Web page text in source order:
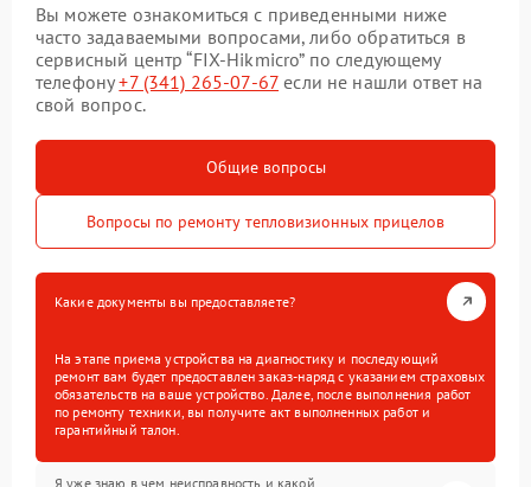
Вы можете ознакомиться с приведенными ниже
часто задаваемыми вопросами, либо обратиться в
сервисный центр “FIX-Hikmicro” по следующему
телефону+7 (341) 265-07-67 если не нашли ответ на
свой вопрос.
Общие вопросы
Вопросы по ремонту тепловизионных прицелов
Какие документы вы предоставляете?
На этапе приема устройства на диагностику и последующий
ремонт вам будет предоставлен заказ-наряд с указанием страховых
обязательств на ваше устройство. Далее, после выполнения работ
по ремонту техники, вы получите акт выполненных работ и
гарантийный талон.
Я уже знаю в чем неисправность и какой